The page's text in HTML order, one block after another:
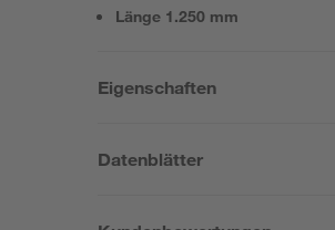
Länge 1.250 mm
Eigenschaften
Datenblätter